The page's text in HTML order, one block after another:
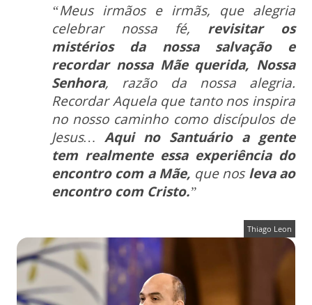
“Meus irmãos e irmãs, que alegria
celebrar nossa fé, revisitar os
mistérios da nossa salvação e
recordar nossa Mãe querida, Nossa
Senhora, razão da nossa alegria.
Recordar Aquela que tanto nos inspira
no nosso caminho como discípulos de
Jesus… Aqui no Santuário a gente
tem realmente essa experiência do
encontro com a Mãe, que nosleva ao
encontro com Cristo.”
Thiago Leon